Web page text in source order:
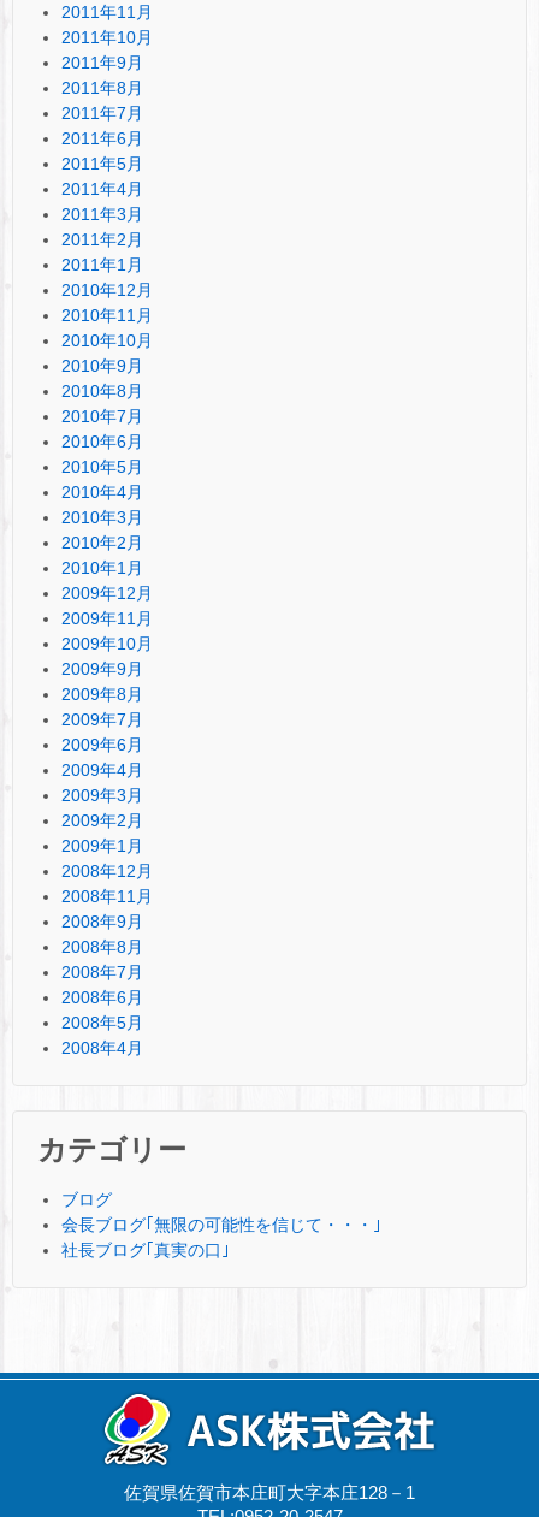
2011年11月
2011年10月
2011年9月
2011年8月
2011年7月
2011年6月
2011年5月
2011年4月
2011年3月
2011年2月
2011年1月
2010年12月
2010年11月
2010年10月
2010年9月
2010年8月
2010年7月
2010年6月
2010年5月
2010年4月
2010年3月
2010年2月
2010年1月
2009年12月
2009年11月
2009年10月
2009年9月
2009年8月
2009年7月
2009年6月
2009年4月
2009年3月
2009年2月
2009年1月
2008年12月
2008年11月
2008年9月
2008年8月
2008年7月
2008年6月
2008年5月
2008年4月
カテゴリー
ブログ
会長ブログ｢無限の可能性を信じて・・・｣
社長ブログ｢真実の口｣
佐賀県佐賀市本庄町大字本庄128－1